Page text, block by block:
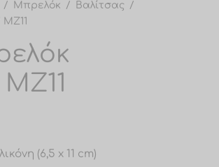
/ Μπρελόκ / Βαλίτσας /
(6,5 x 11 cm)